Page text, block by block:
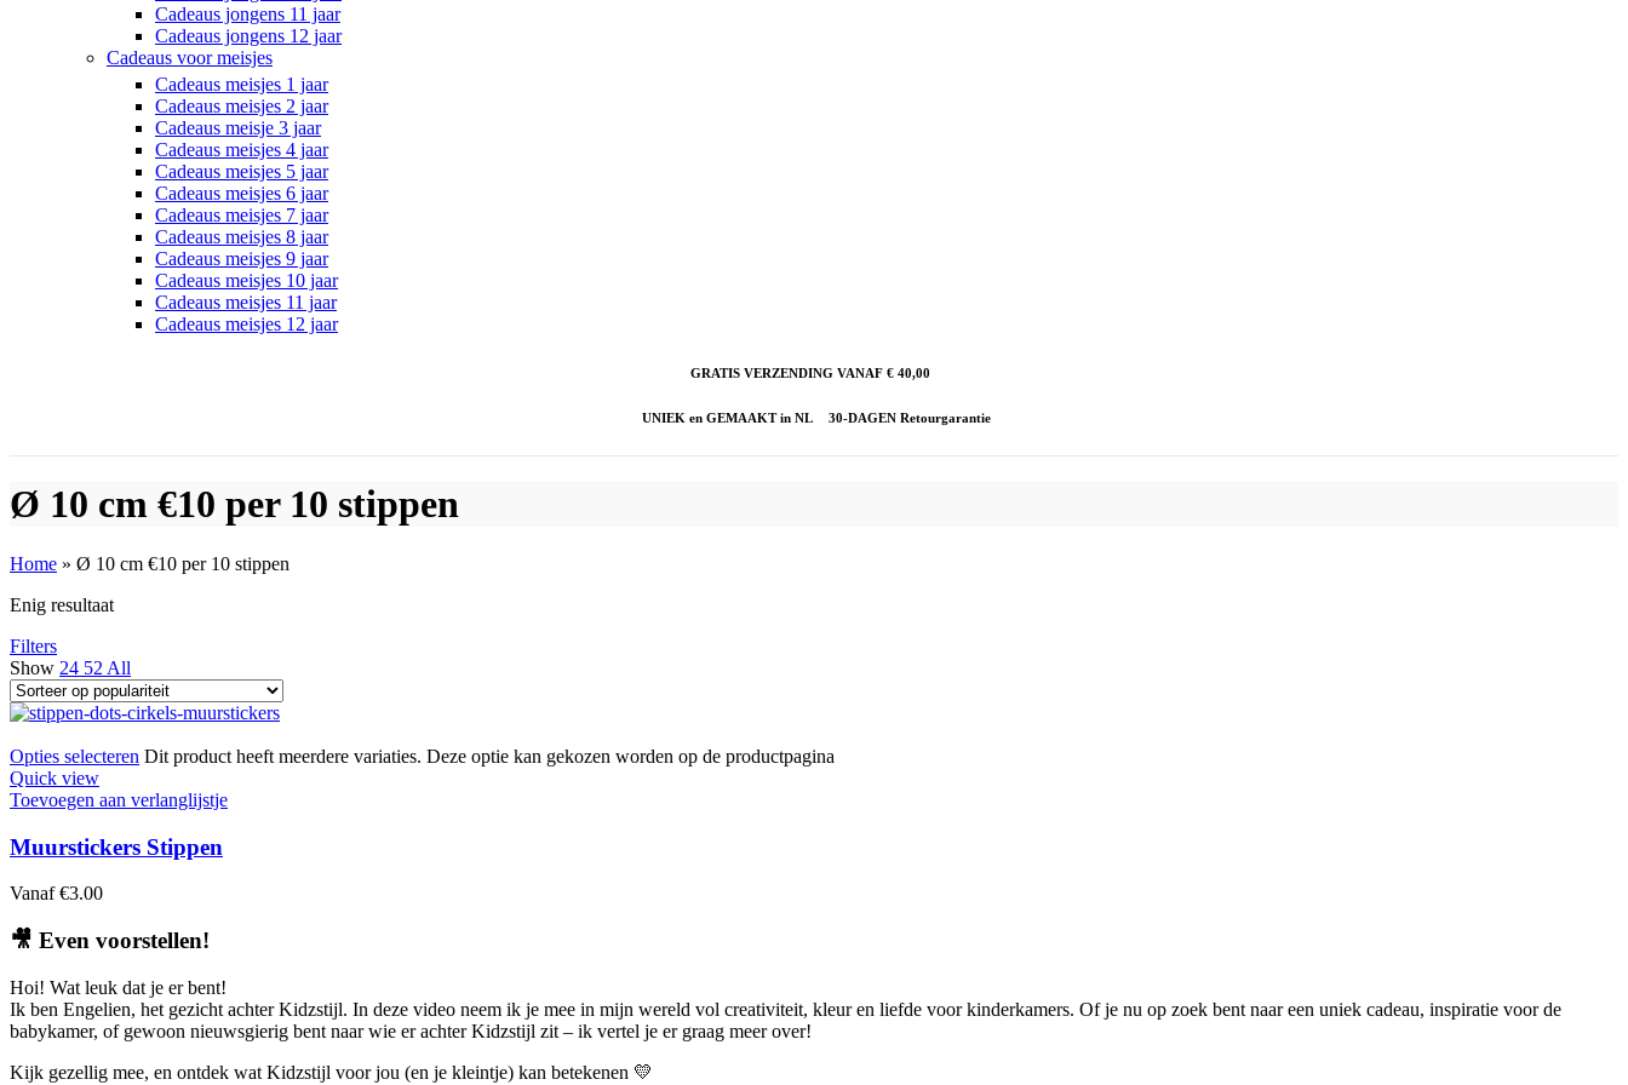
Cadeaus jongens 11 jaar
Cadeaus jongens 12 jaar
Cadeaus voor meisjes
Cadeaus meisjes 1 jaar
Cadeaus meisjes 2 jaar
Cadeaus meisje 3 jaar
Cadeaus meisjes 4 jaar
Cadeaus meisjes 5 jaar
Cadeaus meisjes 6 jaar
Cadeaus meisjes 7 jaar
Cadeaus meisjes 8 jaar
Cadeaus meisjes 9 jaar
Cadeaus meisjes 10 jaar
Cadeaus meisjes 11 jaar
Cadeaus meisjes 12 jaar
GRATIS VERZENDING VANAF € 40,00
UNIEK en GEMAAKT in NL 30-DAGEN Retourgarantie
Ø 10 cm €10 per 10 stippen
Home » Ø 10 cm €10 per 10 stippen
Enig resultaat
Filters
Show 24 52 All
Opties selecteren Dit product heeft meerdere variaties. Deze optie kan gekozen worden op de productpagina
Quick view
Toevoegen aan verlanglijstje
Muurstickers Stippen
Vanaf €3.00
🎥 Even voorstellen!
Hoi! Wat leuk dat je er bent!
Ik ben Engelien, het gezicht achter Kidzstijl. In deze video neem ik je mee in mijn wereld vol creativiteit, kleur en liefde voor kinderkamers. Of je nu op zoek bent naar een uniek cadeau, inspiratie voor de
babykamer, of gewoon nieuwsgierig bent naar wie er achter Kidzstijl zit – ik vertel je er graag meer over!
Kijk gezellig mee, en ontdek wat Kidzstijl voor jou (en je kleintje) kan betekenen 💛